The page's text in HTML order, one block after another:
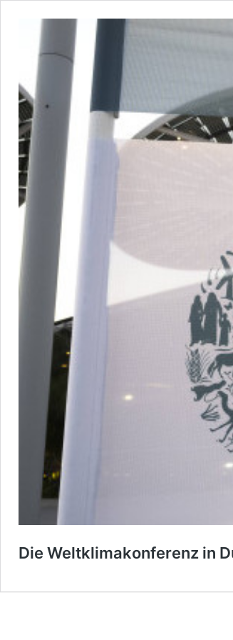
Die Weltklimakonferenz in